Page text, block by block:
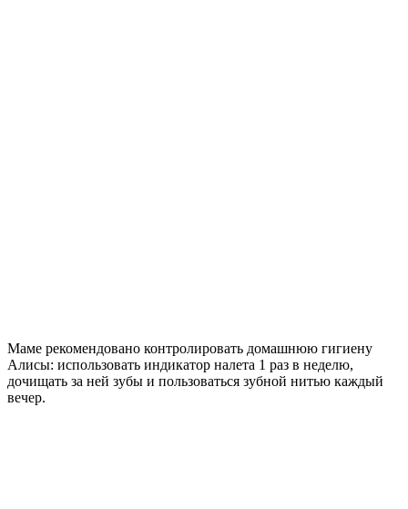
Маме рекомендовано контролировать домашнюю гигиену
Алисы: использовать индикатор налета 1 раз в неделю,
дочищать за ней зубы и пользоваться зубной нитью каждый
вечер.